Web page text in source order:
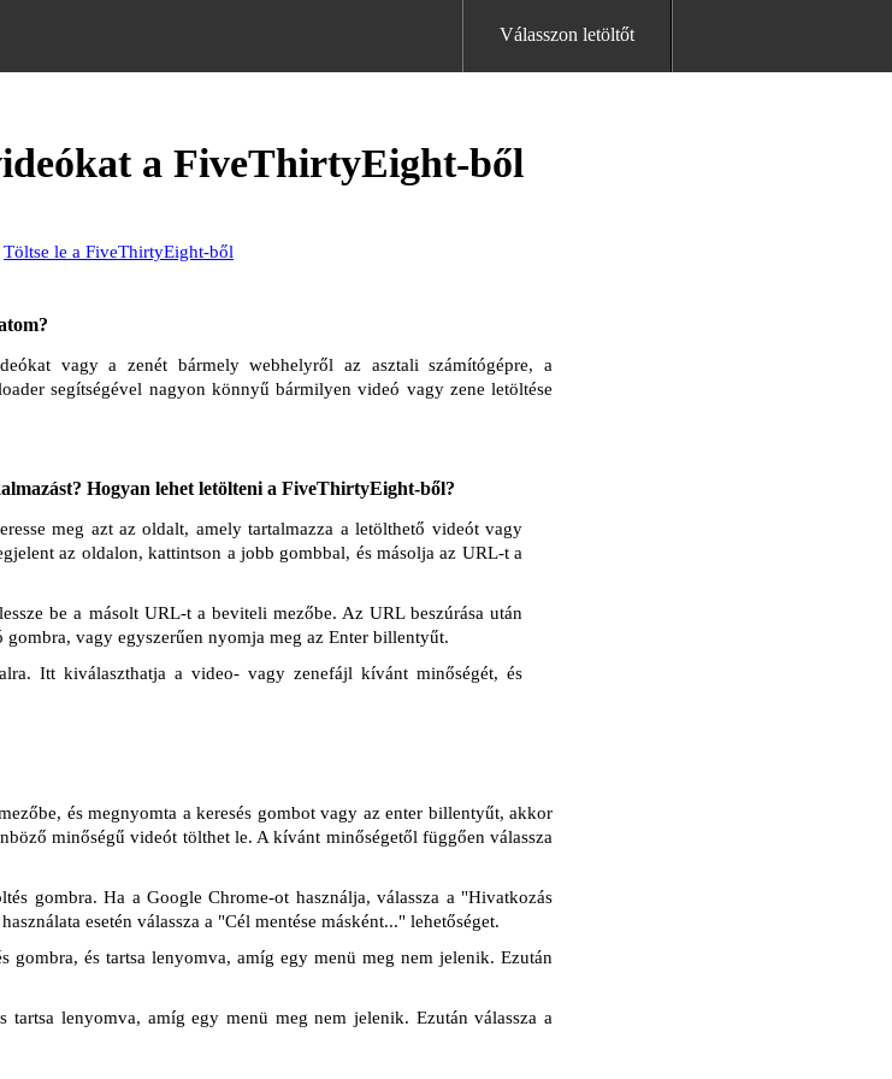
Válasszon letöltőt
a FiveThirtyEight-ből
Töltse le a FiveThirtyEight-ből
vagy a zenét bármely webhelyről az asztali számítógépre, a
segítségével nagyon könnyű bármilyen videó vagy zene letöltése
Hogyan lehet letölteni a FiveThirtyEight-ből?
meg azt az oldalt, amely tartalmazza a letölthető videót vagy
az oldalon, kattintson a jobb gombbal, és másolja az URL-t a
be a másolt URL-t a beviteli mezőbe. Az URL beszúrása után
vagy egyszerűen nyomja meg az Enter billentyűt.
Itt kiválaszthatja a video- vagy zenefájl kívánt minőségét, és
és megnyomta a keresés gombot vagy az enter billentyűt, akkor
minőségű videót tölthet le. A kívánt minőségetől függően válassza
gombra. Ha a Google Chrome-ot használja, válassza a "Hivatkozás
esetén válassza a "Cél mentése másként..." lehetőséget.
gombra, és tartsa lenyomva, amíg egy menü meg nem jelenik. Ezután
tartsa lenyomva, amíg egy menü meg nem jelenik. Ezután válassza a